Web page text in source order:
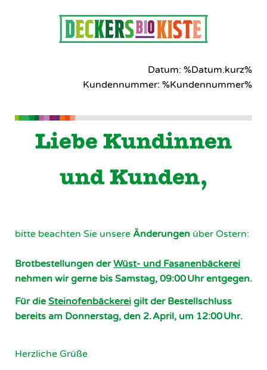
Datum: %Datum.kurz%
Kundennummer: %Kundennummer%
Liebe Kundinnen
und Kunden,
bitte beachten Sie unsere Änderungen über Ostern:
Brotbestellungen derWüst- und Fasanenbäckerei
nehmen wir gerne bis Samstag, 09:00 Uhr entgegen.
Für die Steinofenbäckerei gilt der Bestellschluss
bereits am Donnerstag, den 2. April, um 12:00 Uhr.
Herzliche Grüße